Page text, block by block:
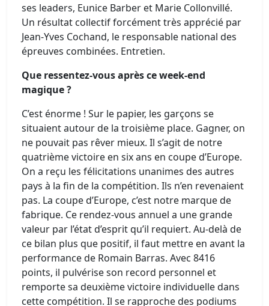
ses leaders, Eunice Barber et Marie Collonvillé.
Un résultat collectif forcément très apprécié par
Jean-Yves Cochand, le responsable national des
épreuves combinées. Entretien.
Que ressentez-vous après ce week-end
magique ?
C’est énorme ! Sur le papier, les garçons se
situaient autour de la troisième place. Gagner, on
ne pouvait pas rêver mieux. Il s’agit de notre
quatrième victoire en six ans en coupe d’Europe.
On a reçu les félicitations unanimes des autres
pays à la fin de la compétition. Ils n’en revenaient
pas. La coupe d’Europe, c’est notre marque de
fabrique. Ce rendez-vous annuel a une grande
valeur par l’état d’esprit qu’il requiert. Au-delà de
ce bilan plus que positif, il faut mettre en avant la
performance de Romain Barras. Avec 8416
points, il pulvérise son record personnel et
remporte sa deuxième victoire individuelle dans
cette compétition. Il se rapproche des podiums